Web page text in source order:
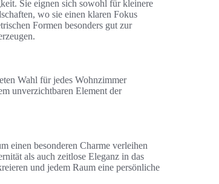
Sie eignen sich sowohl für kleinere
wo sie einen klaren Fokus
Formen besonders gut zur
Wahl für jedes Wohnzimmer
unverzichtbaren Element der
einen besonderen Charme verleihen
als auch zeitlose Eleganz in das
und jedem Raum eine persönliche